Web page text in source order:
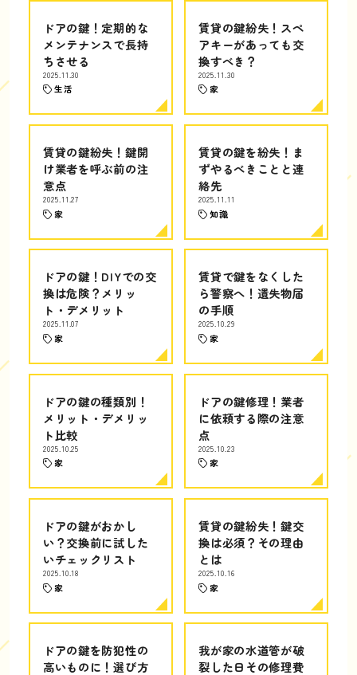
ドアの鍵！定期的な
メンテナンスで長持
ちさせる
2025.11.30
生活
賃貸の鍵紛失！スペ
アキーがあっても交
換すべき？
2025.11.30
家
賃貸の鍵紛失！鍵開
け業者を呼ぶ前の注
意点
2025.11.27
家
賃貸の鍵を紛失！ま
ずやるべきことと連
絡先
2025.11.11
知識
ドアの鍵！DIYでの交
換は危険？メリッ
ト・デメリット
2025.11.07
家
賃貸で鍵をなくした
ら警察へ！遺失物届
の手順
2025.10.29
家
ドアの鍵の種類別！
メリット・デメリッ
ト比較
2025.10.25
家
ドアの鍵修理！業者
に依頼する際の注意
点
2025.10.23
家
ドアの鍵がおかし
い？交換前に試した
いチェックリスト
2025.10.18
家
賃貸の鍵紛失！鍵交
換は必須？その理由
とは
2025.10.16
家
ドアの鍵を防犯性の
高いものに！選び方
我が家の水道管が破
裂した日その修理費